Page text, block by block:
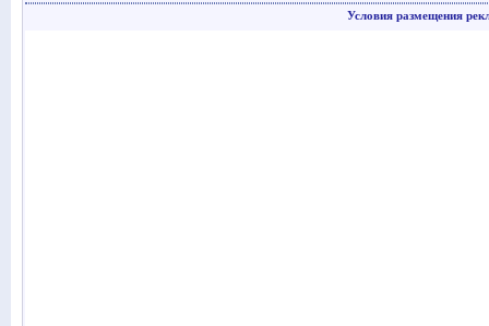
Условия размещения